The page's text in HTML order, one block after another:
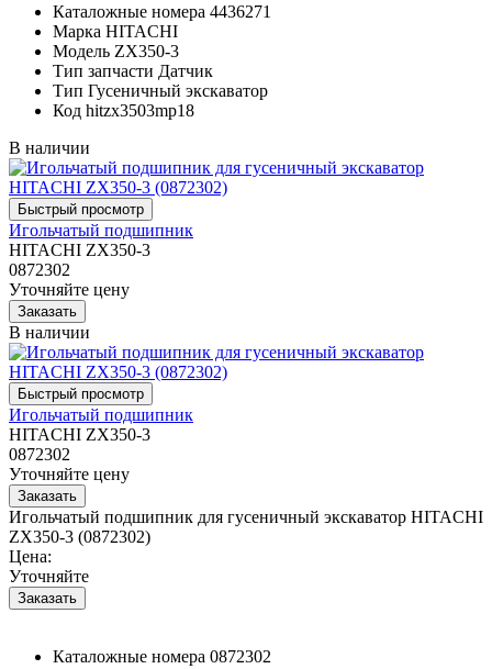
Каталожные номера 4436271
Марка HITACHI
Модель ZX350-3
Тип запчасти Датчик
Тип Гусеничный экскаватор
Код hitzx3503mp18
В наличии
Игольчатый подшипник
HITACHI ZX350-3
0872302
Уточняйте цену
В наличии
Игольчатый подшипник
HITACHI ZX350-3
0872302
Уточняйте цену
Игольчатый подшипник для гусеничный экскаватор HITACHI
ZX350-3 (0872302)
Цена:
Уточняйте
Каталожные номера 0872302